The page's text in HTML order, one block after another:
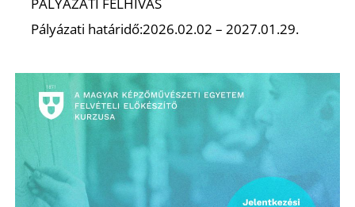
Pályázati határidő:2026.02.02 – 2027.01.29.